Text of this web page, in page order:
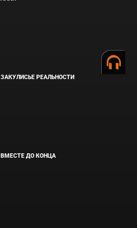
ЗАКУЛИСЬЕ РЕАЛЬНОСТИ
ВМЕСТЕ ДО КОНЦА